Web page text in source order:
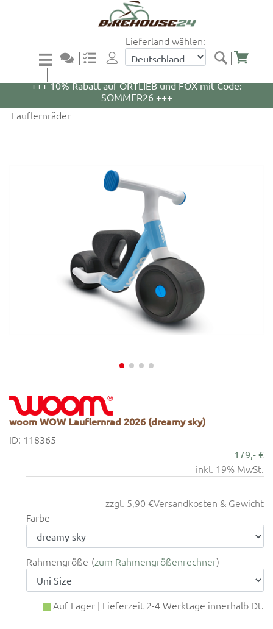
Lieferland wählen:
+++ 5% Rabatt auf WOOM Bikes und Zubehör mit
+++ 10% Rabatt auf ORTLIEB und FOX mit Code:
SOMMER26 +++
Lauflernräder
woom WOW Lauflernrad 2026 (dreamy sky)
ID: 118365
179,- €
inkl. 19% MwSt.
zzgl. 5,90 €Versandkosten & Gewicht
Farbe
Rahmengröße zum Rahmengrößenrechner
Auf Lager | Lieferzeit 2-4 Werktage innerhalb Dt.